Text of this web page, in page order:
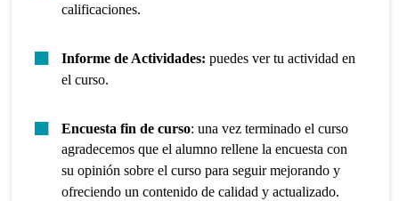
calificaciones.
Informe de Actividades: puedes ver tu actividad en
el curso.
Encuesta fin de curso: una vez terminado el curso
agradecemos que el alumno rellene la encuesta con
su opinión sobre el curso para seguir mejorando y
ofreciendo un contenido de calidad y actualizado.